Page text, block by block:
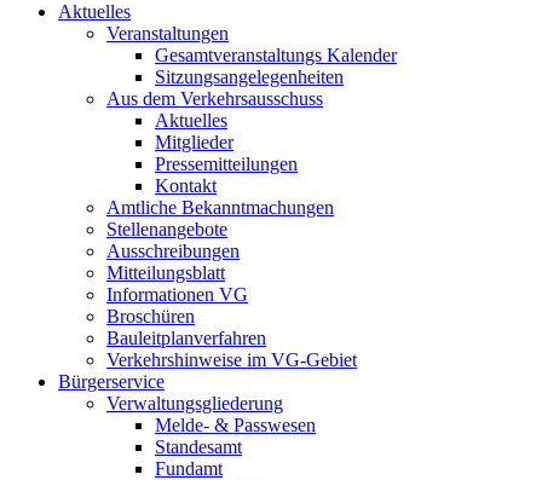
Aktuelles
Veranstaltungen
Gesamtveranstaltungs Kalender
Sitzungsangelegenheiten
Aus dem Verkehrsausschuss
Aktuelles
Mitglieder
Pressemitteilungen
Kontakt
Amtliche Bekanntmachungen
Stellenangebote
Ausschreibungen
Mitteilungsblatt
Informationen VG
Broschüren
Bauleitplanverfahren
Verkehrshinweise im VG-Gebiet
Bürgerservice
Verwaltungsgliederung
Melde- & Passwesen
Standesamt
Fundamt